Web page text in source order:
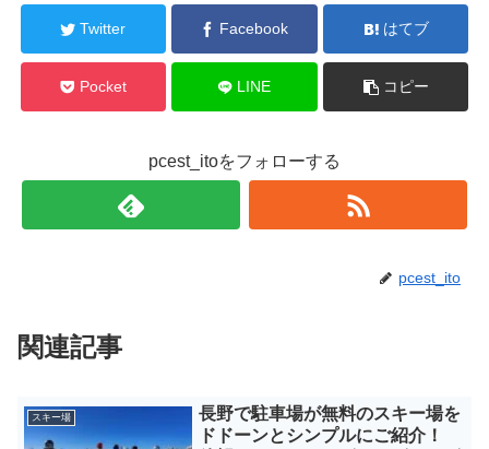
Twitter Facebook はてブ
Pocket LINE コピー
pcest_itoをフォローする
pcest_ito
関連記事
スキー場
長野で駐車場が無料のスキー場を
ドドーンとシンプルにご紹介！